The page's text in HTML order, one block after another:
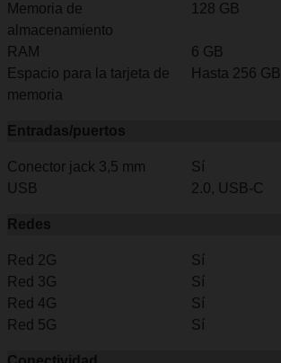
Memoria de
almacenamiento
128 GB
RAM
6 GB
Espacio para la tarjeta de
memoria
Hasta 256 GB
Entradas/puertos
Conector jack 3,5 mm
Sí
USB
2.0, USB-C
Redes
Red 2G
Sí
Red 3G
Sí
Red 4G
Sí
Red 5G
Sí